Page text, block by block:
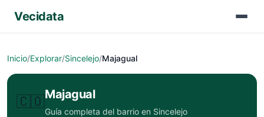
Vecidata
Inicio/Explorar/Sincelejo/Majagual
🇨🇴Majagual
Guía completa del barrio en Sincelejo